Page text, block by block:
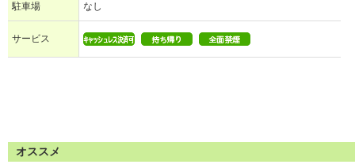
駐車場 なし
サービス
オススメ